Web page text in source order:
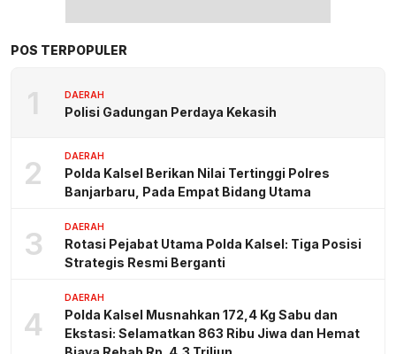
POS TERPOPULER
1 DAERAH
Polisi Gadungan Perdaya Kekasih
2 DAERAH
Polda Kalsel Berikan Nilai Tertinggi Polres
Banjarbaru, Pada Empat Bidang Utama
3 DAERAH
Rotasi Pejabat Utama Polda Kalsel: Tiga Posisi
Strategis Resmi Berganti
4
DAERAH
Polda Kalsel Musnahkan 172,4 Kg Sabu dan
Ekstasi: Selamatkan 863 Ribu Jiwa dan Hemat